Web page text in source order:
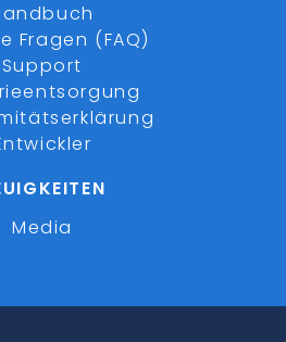
Fragen (FAQ)
Support
Media